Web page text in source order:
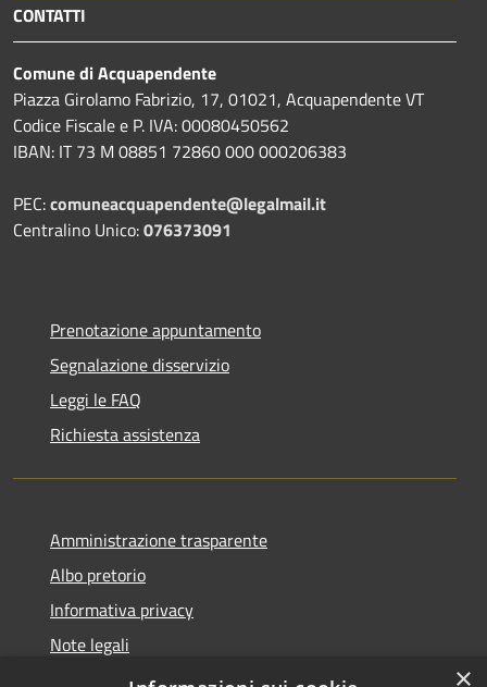
CONTATTI
Comune di Acquapendente
Piazza Girolamo Fabrizio, 17, 01021, Acquapendente VT
Codice Fiscale e P. IVA: 00080450562
IBAN: IT 73 M 08851 72860 000 000206383
PEC:comuneacquapendente@legalmail.it
Centralino Unico:076373091
Prenotazione appuntamento
Segnalazione disservizio
Leggi le FAQ
Richiesta assistenza
Amministrazione trasparente
Albo pretorio
Informativa privacy
Note legali
Dichiarazione di accessibilità
×